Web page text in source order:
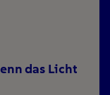
das Licht